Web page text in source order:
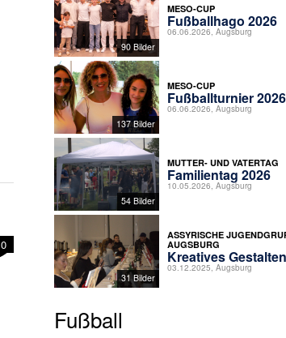
0
90 Bilder
MESO-CUP
Fußballhago 2026
06.06.2026, Augsburg
137 Bilder
MESO-CUP
Fußballturnier 2026
06.06.2026, Augsburg
54 Bilder
MUTTER- UND VATERTAG
Familientag 2026
10.05.2026, Augsburg
31 Bilder
ASSYRISCHE
AUGSBURG
Kreatives Gestalten
03.12.2025, Augsburg
Fußball